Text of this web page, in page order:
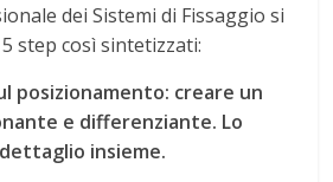
dei Sistemi di Fissaggio si
step così sintetizzati:
posizionamento: creare un
e differenziante. Lo
insieme.